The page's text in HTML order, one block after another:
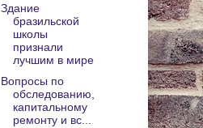
Здание
бразильской
школы
признали
лучшим в мире
Вопросы по
обследованию,
капитальному
ремонту и вс...